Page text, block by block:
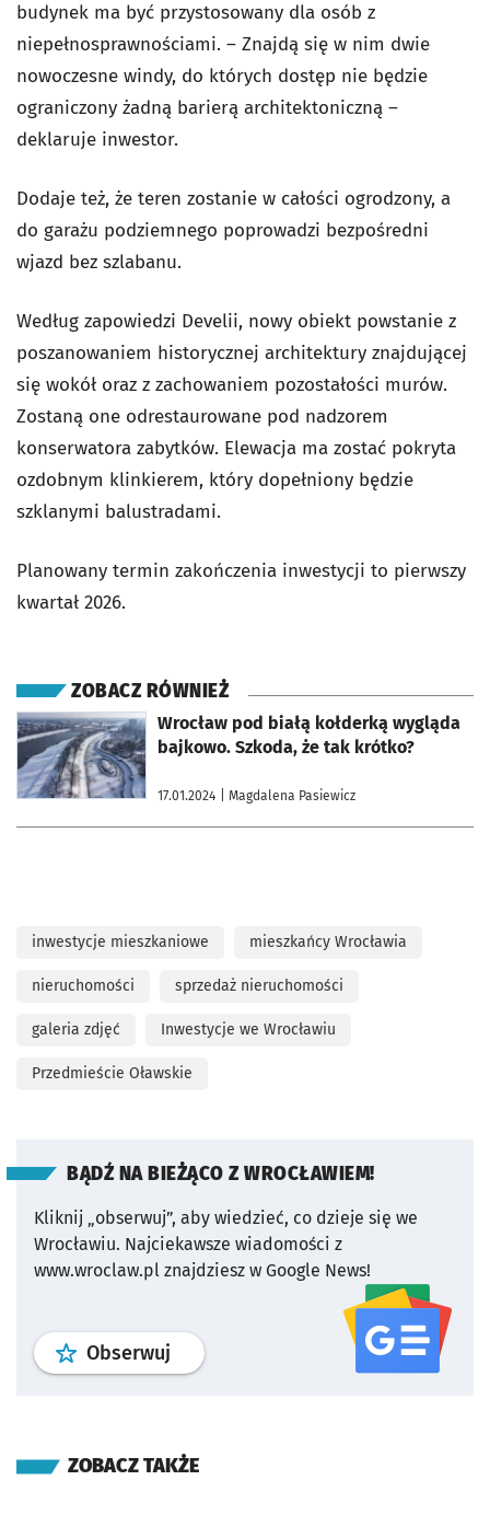
budynek ma być przystosowany dla osób z
niepełnosprawnościami. – Znajdą się w nim dwie
nowoczesne windy, do których dostęp nie będzie
ograniczony żadną barierą architektoniczną –
deklaruje inwestor.
Dodaje też, że teren zostanie w całości ogrodzony, a
do garażu podziemnego poprowadzi bezpośredni
wjazd bez szlabanu.
Według zapowiedzi Develii, nowy obiekt powstanie z
poszanowaniem historycznej architektury znajdującej
się wokół oraz z zachowaniem pozostałości murów.
Zostaną one odrestaurowane pod nadzorem
konserwatora zabytków. Elewacja ma zostać pokryta
ozdobnym klinkierem, który dopełniony będzie
szklanymi balustradami.
Planowany termin zakończenia inwestycji to pierwszy
kwartał 2026.
ZOBACZ RÓWNIEŻ
Wrocław pod białą kołderką wygląda
bajkowo. Szkoda, że tak krótko?
17.01.2024 | Magdalena Pasiewicz
otworzy się w nowej karcie
inwestycje mieszkaniowe mieszkańcy Wrocławia
nieruchomości sprzedaż nieruchomości
galeria zdjęć Inwestycje we Wrocławiu
Przedmieście Oławskie
BĄDŹ NA BIEŻĄCO Z WROCŁAWIEM!
Kliknij „obserwuj”, aby wiedzieć, co dzieje się we
Wrocławiu. Najciekawsze wiadomości z
www.wroclaw.pl znajdziesz w Google News!
Obserwuj profil serwisu
ZOBACZ TAKŻE